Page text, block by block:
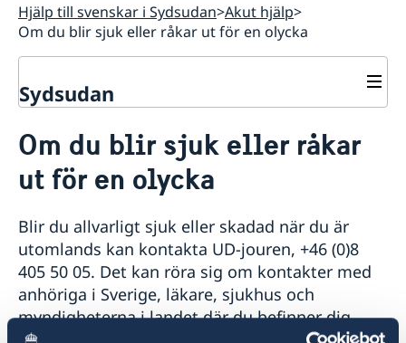
Hjälp till svenskar i Sydsudan Akut hjälp
Om du blir sjuk eller råkar ut för en olycka
Sydsudan
Hjälp till svenskar i Sydsudan
Rösta i Sydsudan
Pass i Sydsudan
Akut hjälp
Om du blir sjuk eller råkar ut för en olycka
Dödsfall
Larmcentraler
Juridisk hjälp i utlandet
Reseinformation
Om du blir sjuk eller råkar
ut för en olycka
Blir du allvarligt sjuk eller skadad när du är
utomlands kan kontakta UD-jouren, +46 (0)8
405 50 05. Det kan röra sig om kontakter med
anhöriga i Sverige, läkare, sjukhus och
myndigheterna i landet där du befinner dig.